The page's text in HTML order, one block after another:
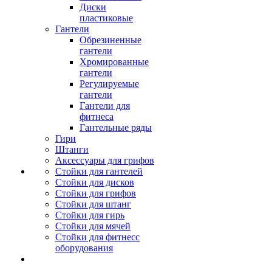
Диски
пластиковые
Гантели
Обрезиненные
гантели
Хромированные
гантели
Регулируемые
гантели
Гантели для
фитнеса
Гантельные ряды
Гири
Штанги
Аксессуары для грифов
Стойки для гантелей
Стойки для дисков
Стойки для грифов
Стойки для штанг
Стойки для гирь
Стойки для мячей
Стойки для фитнесс
оборудования